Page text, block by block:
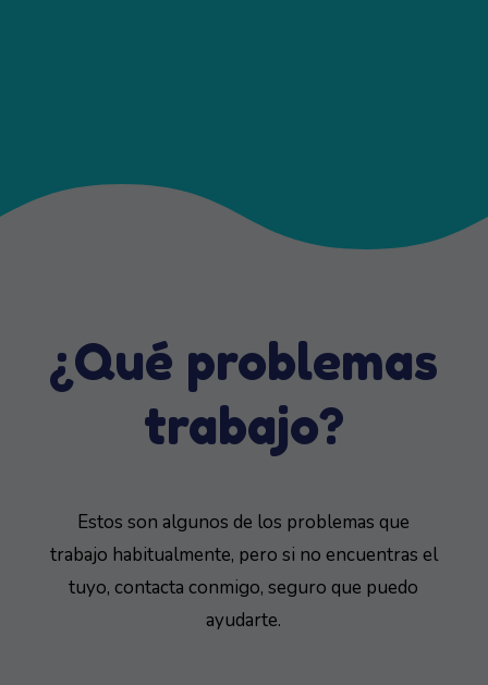
¿Qué problemas
trabajo?
Estos son algunos de los problemas que
trabajo habitualmente, pero si no encuentras el
tuyo, contacta conmigo, seguro que puedo
ayudarte.